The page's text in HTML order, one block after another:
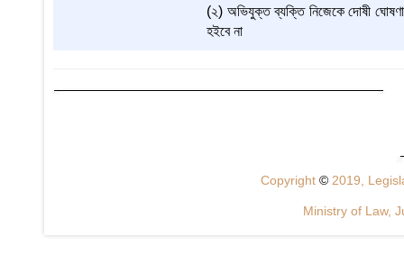
(২) অভিযুক্ত ব্যক্তি নিজেকে দোষী ঘোষণা
হইবে না
Copyright © 2019,
Ministry of Law,